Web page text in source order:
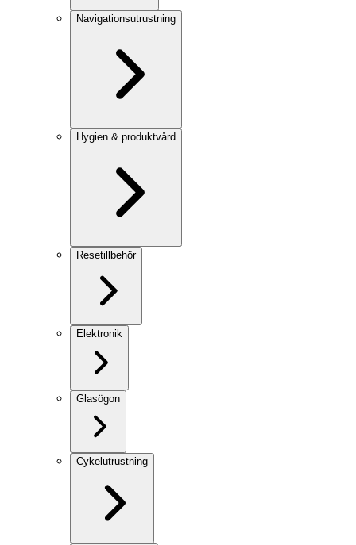
Navigationsutrustning
Hygien & produktvård
Resetillbehör
Elektronik
Glasögon
Cykelutrustning